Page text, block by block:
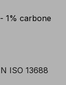
1% carbone